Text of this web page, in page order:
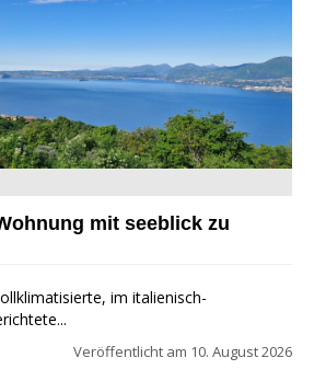
mit seeblick zu
im italienisch-
Veröffentlicht am 10. August 2026